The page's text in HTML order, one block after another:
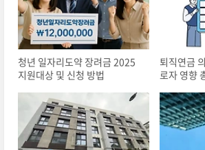
청년 일자리도약 장려금 2025
지원대상 및 신청 방법
퇴직연금
로자 영향